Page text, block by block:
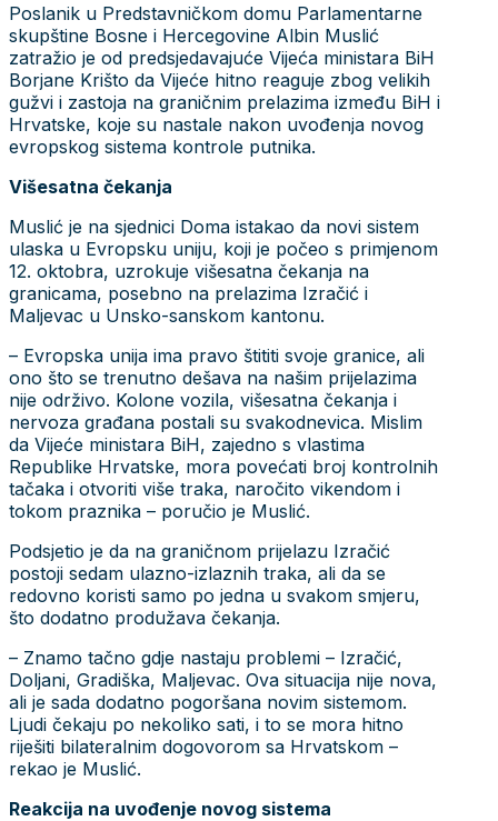
Poslanik u Predstavničkom domu Parlamentarne
skupštine Bosne i Hercegovine Albin Muslić
zatražio je od predsjedavajuće Vijeća ministara BiH
Borjane Krišto da Vijeće hitno reaguje zbog velikih
gužvi i zastoja na graničnim prelazima između BiH i
Hrvatske, koje su nastale nakon uvođenja novog
evropskog sistema kontrole putnika.
Višesatna čekanja
Muslić je na sjednici Doma istakao da novi sistem
ulaska u Evropsku uniju, koji je počeo s primjenom
12. oktobra, uzrokuje višesatna čekanja na
granicama, posebno na prelazima Izračić i
Maljevac u Unsko-sanskom kantonu.
– Evropska unija ima pravo štititi svoje granice, ali
ono što se trenutno dešava na našim prijelazima
nije održivo. Kolone vozila, višesatna čekanja i
nervoza građana postali su svakodnevica. Mislim
da Vijeće ministara BiH, zajedno s vlastima
Republike Hrvatske, mora povećati broj kontrolnih
tačaka i otvoriti više traka, naročito vikendom i
tokom praznika – poručio je Muslić.
Podsjetio je da na graničnom prijelazu Izračić
postoji sedam ulazno-izlaznih traka, ali da se
redovno koristi samo po jedna u svakom smjeru,
što dodatno produžava čekanja.
– Znamo tačno gdje nastaju problemi – Izračić,
Doljani, Gradiška, Maljevac. Ova situacija nije nova,
ali je sada dodatno pogoršana novim sistemom.
Ljudi čekaju po nekoliko sati, i to se mora hitno
riješiti bilateralnim dogovorom sa Hrvatskom –
rekao je Muslić.
Reakcija na uvođenje novog sistema